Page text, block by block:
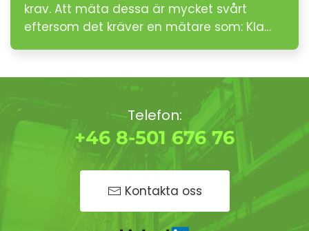
krav. Att mäta dessa är mycket svårt
eftersom det kräver en mätare som: Kla…
Telefon:
+46 8-501 676 76
Kontakta oss